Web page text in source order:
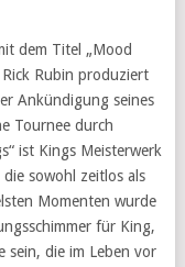
dem Titel „Mood
Rubin produziert
Ankündigung seines
Tournee durch
ist Kings Meisterwerk
sowohl zeitlos als
Momenten wurde
für King,
sein, die im Leben vor